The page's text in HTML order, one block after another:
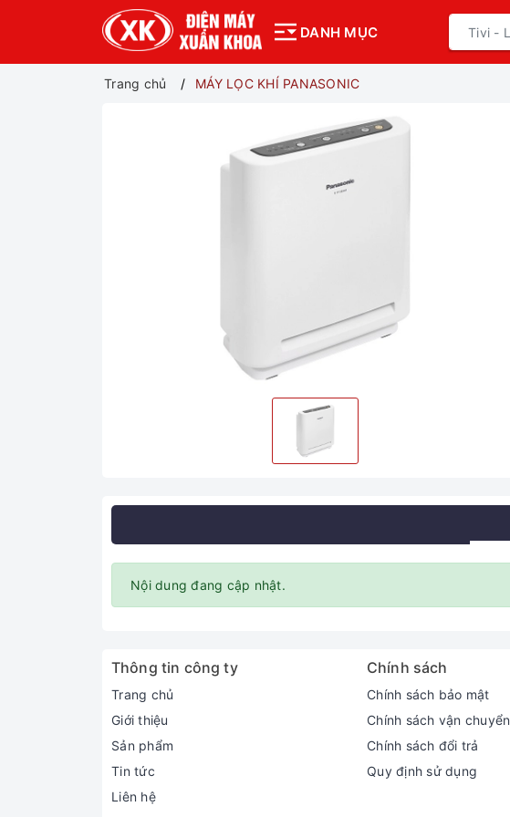
DANH MỤC
Trang chủ MÁY LỌC KHÍ PANASONIC
Nội dung đang cập nhật.
Thông tin công ty
Trang chủ
Giới thiệu
Sản phẩm
Tin tức
Liên hệ
Chính sách
Chính sách bảo mật
Chính sách vận chuyển
Chính sách đổi trả
Quy định sử dụng